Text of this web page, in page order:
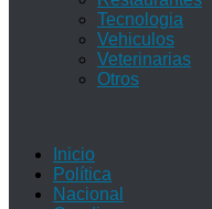
Tecnologia
Vehiculos
Veterinarias
Otros
Inicio
Política
Nacional